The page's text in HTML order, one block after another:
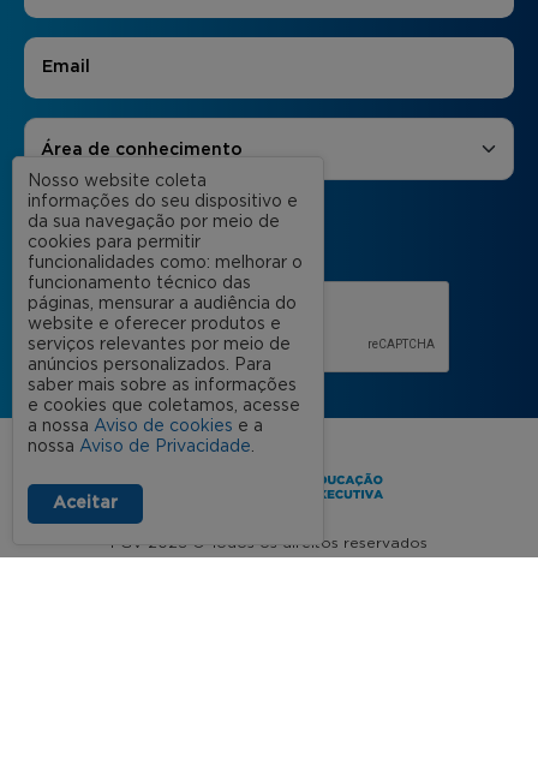
E-mail
Áreas de Interesse
Área de conhecimento
FGV 2023 © Todos os direitos reservados
Nosso website coleta
informações do seu dispositivo e
da sua navegação por meio de
cookies para permitir
funcionalidades como: melhorar o
funcionamento técnico das
páginas, mensurar a audiência do
website e oferecer produtos e
serviços relevantes por meio de
anúncios personalizados. Para
saber mais sobre as informações
e cookies que coletamos, acesse
a nossa Aviso de cookies e a
nossa Aviso de Privacidade.
Aceitar